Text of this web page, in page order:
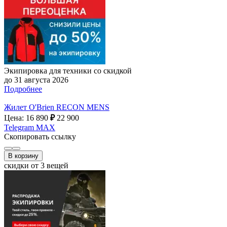
Экипировка для техники со скидкой
до 31 августа 2026
Подробнее
Жилет O'Brien RECON MENS
Цена: 16 890 ₽ 22 900
Telegram MAX
Скопировать ссылку
В корзину
скидки от 3 вещей